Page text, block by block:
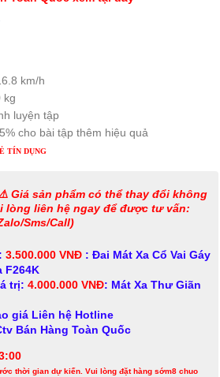
km/h
kg
luyện tập
cho bài tập thêm hiệu quả
TÍN DỤNG
Giá sản phẩm có thể thay đổi không
lòng liên hệ ngay để được tư vấn:
Sms/Call)
3.500.000 VNĐ : Đai Mát Xa Cổ Vai Gáy
F264K
trị: 4.000.000 VNĐ: Mát Xa Thư Giãn
giá Liên hệ Hotline
Bán Hàng Toàn Quốc
thời gian dự kiến. Vui lòng đặt hàng sớm8 chuo